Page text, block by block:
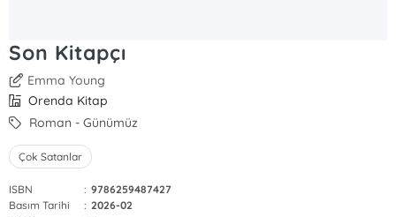
Son Kitapçı
Emma Young
Orenda Kitap
Roman - Günümüz
Çok Satanlar
ISBN : 9786259487427
Basım Tarihi
: 2026-02